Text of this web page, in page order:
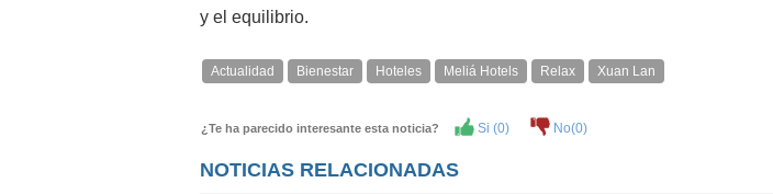
y el equilibrio.
Actualidad Bienestar Hoteles Meliá Hotels Relax Xuan Lan
¿Te ha parecido interesante esta noticia? Si (0) No(0)
NOTICIAS RELACIONADAS